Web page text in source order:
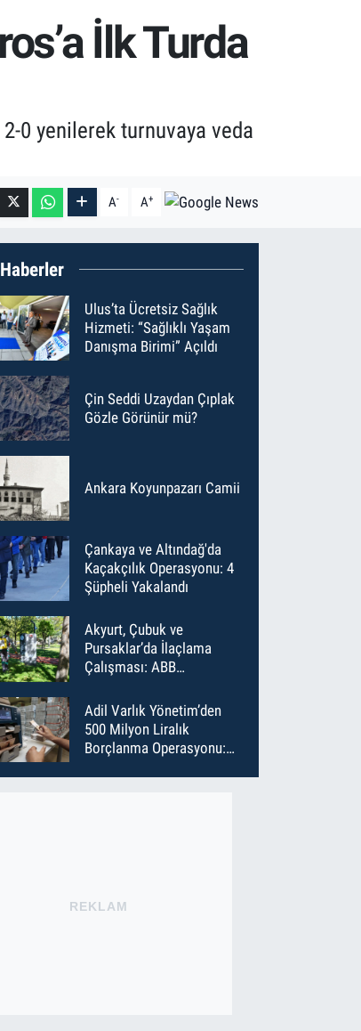
İlk Turda
0 yenilerek turnuvaya veda
A- A+
Ulus’ta Ücretsiz Sağlık
Hizmeti: “Sağlıklı Yaşam
Danışma Birimi” Açıldı
Çin Seddi Uzaydan Çıplak
Gözle Görünür mü?
Ankara Koyunpazarı Camii
Çankaya ve Altındağ'da
Kaçakçılık Operasyonu: 4
Şüpheli Yakalandı
Akyurt, Çubuk ve
Pursaklar’da İlaçlama
Çalışması: ABB
İlaçladı
Adil Varlık Yönetim’den
500 Milyon Liralık
Borçlanma Operasyonu:
REKLAM